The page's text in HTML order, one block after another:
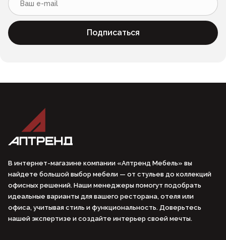
Подписаться
В интернет-магазине компании «Аптренд Мебель» вы
найдете большой выбор мебели — от стульев до коллекций
офисных решений. Наши менеджеры помогут подобрать
идеальные варианты для вашего ресторана, отеля или
офиса, учитывая стиль и функциональность. Доверьтесь
нашей экспертизе и создайте интерьер своей мечты.